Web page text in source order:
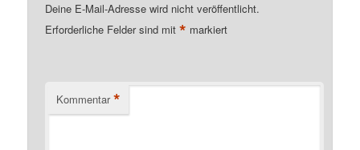
Deine E-Mail-Adresse wird nicht veröffentlicht.
Erforderliche Felder sind mit* markiert
Kommentar *